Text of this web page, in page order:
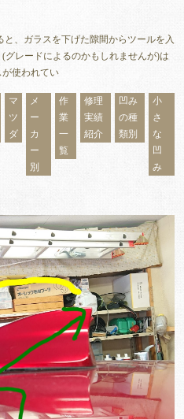
、ガラスを下げた隙間からツールを入
レードによるのかもしれませんが)は
使われてい
マ
ツ
ダ
メ
ー
カ
ー
別
作
業
一
覧
修理
実績
紹介
凹み
の種
類別
小
さ
な
凹
み